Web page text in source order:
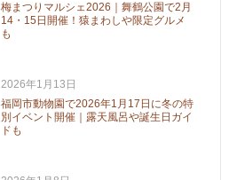
梅まつりマルシェ2026｜舞鶴公園で2月
14・15日開催！猿まわしや限定グルメ
も
2026年1月13日
福岡市動物園で2026年1月17日に冬の特
別イベント開催｜露天風呂や誕生日ガイ
ドも